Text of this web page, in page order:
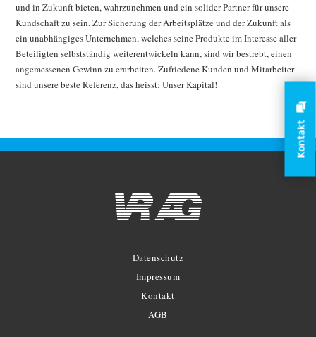
und in Zukunft bieten, wahrzunehmen und ein solider Partner für unsere
Kundschaft zu sein. Zur Sicherung der Arbeitsplätze und der Zukunft als
ein unabhängiges Unternehmen, welches seine Produkte im Interesse aller
Beteiligten selbstständig weiterentwickeln kann, sind wir bestrebt, einen
angemessenen Gewinn zu erarbeiten. Zufriedene Kunden und Mitarbeiter
sind unsere beste Referenz, das heisst: Unser Kapital!
Datenschutz
Impressum
Kontakt
AGB
Kontakt